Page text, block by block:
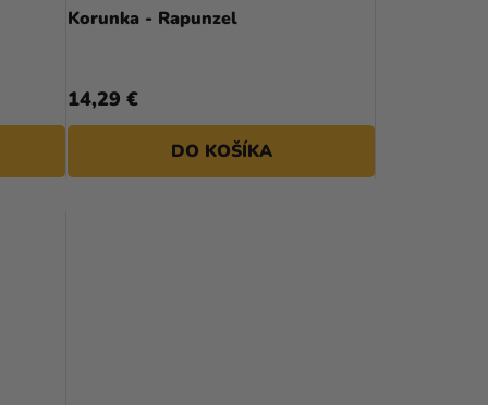
Korunka - Rapunzel
14,29 €
DO KOŠÍKA